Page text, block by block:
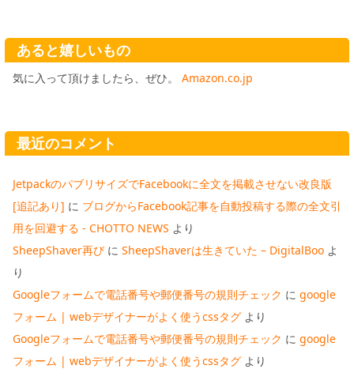
あると嬉しいもの
気に入って頂けましたら、ぜひ。 Amazon.co.jp
最近のコメント
JetpackのパブリサイズでFacebookに全文を掲載させない改良版
[追記あり] に ブログからFacebook記事を自動投稿する際の全文引
用を回避する - CHOTTO NEWS より
SheepShaver再び に SheepShaverは生きていた – DigitalBoo よ
り
Googleフォームで電話番号や郵便番号の規則チェック に google
フォーム | webデザイナーがよく使うcssタグ より
Googleフォームで電話番号や郵便番号の規則チェック に google
フォーム | webデザイナーがよく使うcssタグ より